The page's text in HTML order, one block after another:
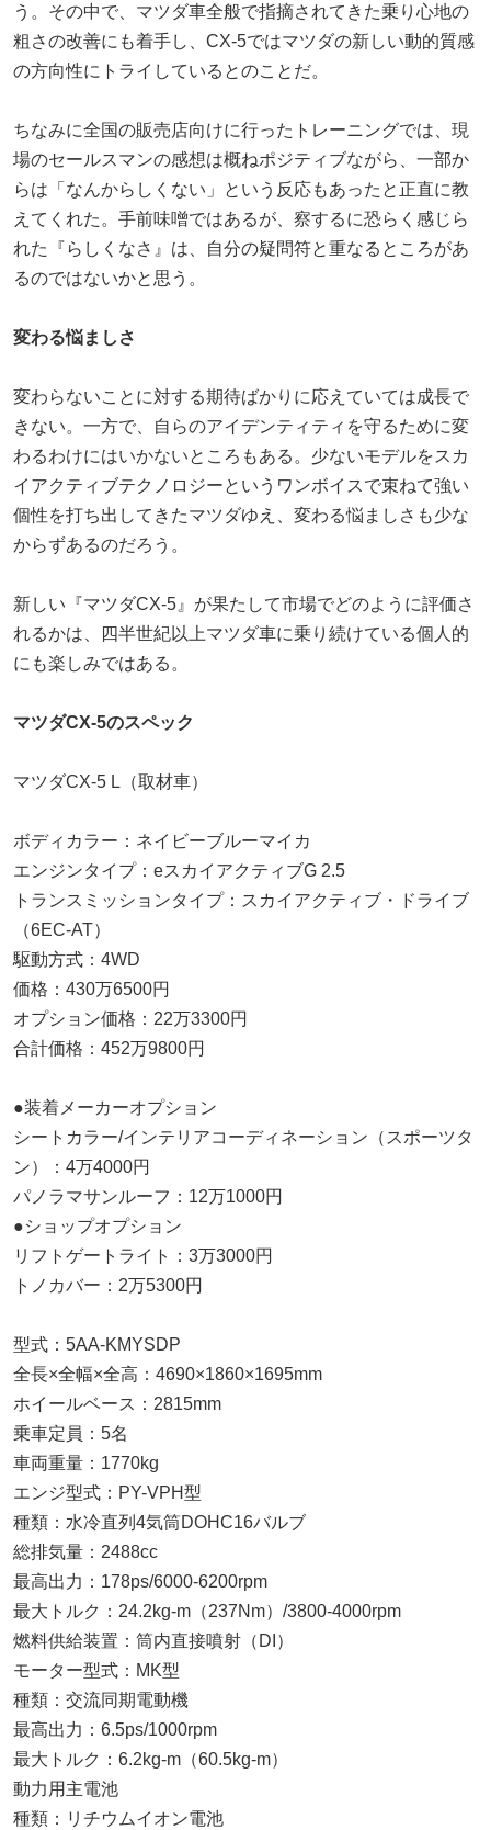
う。その中で、マツダ車全般で指摘されてきた乗り心地の
粗さの改善にも着手し、CX-5ではマツダの新しい動的質感
の方向性にトライしているとのことだ。
ちなみに全国の販売店向けに行ったトレーニングでは、現
場のセールスマンの感想は概ねポジティブながら、一部か
らは「なんからしくない」という反応もあったと正直に教
えてくれた。手前味噌ではあるが、察するに恐らく感じら
れた『らしくなさ』は、自分の疑問符と重なるところがあ
るのではないかと思う。
変わる悩ましさ
変わらないことに対する期待ばかりに応えていては成長で
きない。一方で、自らのアイデンティティを守るために変
わるわけにはいかないところもある。少ないモデルをスカ
イアクティブテクノロジーというワンボイスで束ねて強い
個性を打ち出してきたマツダゆえ、変わる悩ましさも少な
からずあるのだろう。
新しい『マツダCX-5』が果たして市場でどのように評価さ
れるかは、四半世紀以上マツダ車に乗り続けている個人的
にも楽しみではある。
マツダCX-5のスペック
マツダCX-5 L（取材車）
ボディカラー：ネイビーブルーマイカ
エンジンタイプ：eスカイアクティブG 2.5
トランスミッションタイプ：スカイアクティブ・ドライブ
（6EC-AT）
駆動方式：4WD
価格：430万6500円
オプション価格：22万3300円
合計価格：452万9800円
●装着メーカーオプション
シートカラー/インテリアコーディネーション（スポーツタ
ン）：4万4000円
パノラマサンルーフ：12万1000円
●ショップオプション
リフトゲートライト：3万3000円
トノカバー：2万5300円
型式：5AA-KMYSDP
全長×全幅×全高：4690×1860×1695mm
ホイールベース：2815mm
乗車定員：5名
車両重量：1770kg
エンジ型式：PY-VPH型
種類：水冷直列4気筒DOHC16バルブ
総排気量：2488cc
最高出力：178ps/6000-6200rpm
最大トルク：24.2kg-m（237Nm）/3800-4000rpm
燃料供給装置：筒内直接噴射（DI）
モーター型式：MK型
種類：交流同期電動機
最高出力：6.5ps/1000rpm
最大トルク：6.2kg-m（60.5kg-m）
動力用主電池
種類：リチウムイオン電池